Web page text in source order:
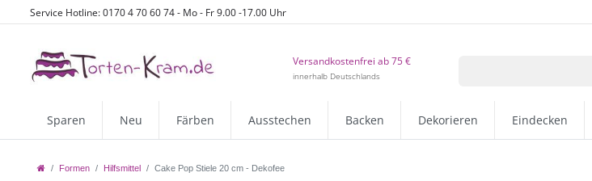
Service Hotline: 0170 4 70 60 74 - Mo - Fr 9.00 -17.00 Uhr
Versandkostenfrei ab 75 €
innerhalb Deutschlands
Sparen Neu Färben Ausstechen Backen Dekorieren Eindecken
Formen Hilfsmittel Cake Pop Stiele 20 cm - Dekofee